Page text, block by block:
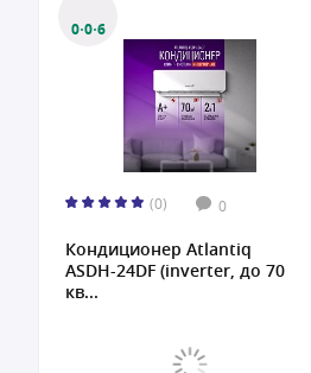
0·0·6
(0) 0
Кондиционер Atlantiq
ASDH-24DF (inverter, до 70
кв...